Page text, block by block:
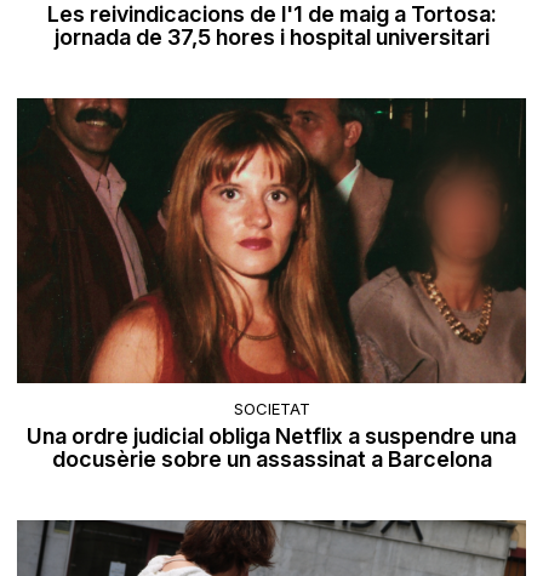
Les reivindicacions de l'1 de maig a Tortosa:
jornada de 37,5 hores i hospital universitari
SOCIETAT
Una ordre judicial obliga Netflix a suspendre una
docusèrie sobre un assassinat a Barcelona